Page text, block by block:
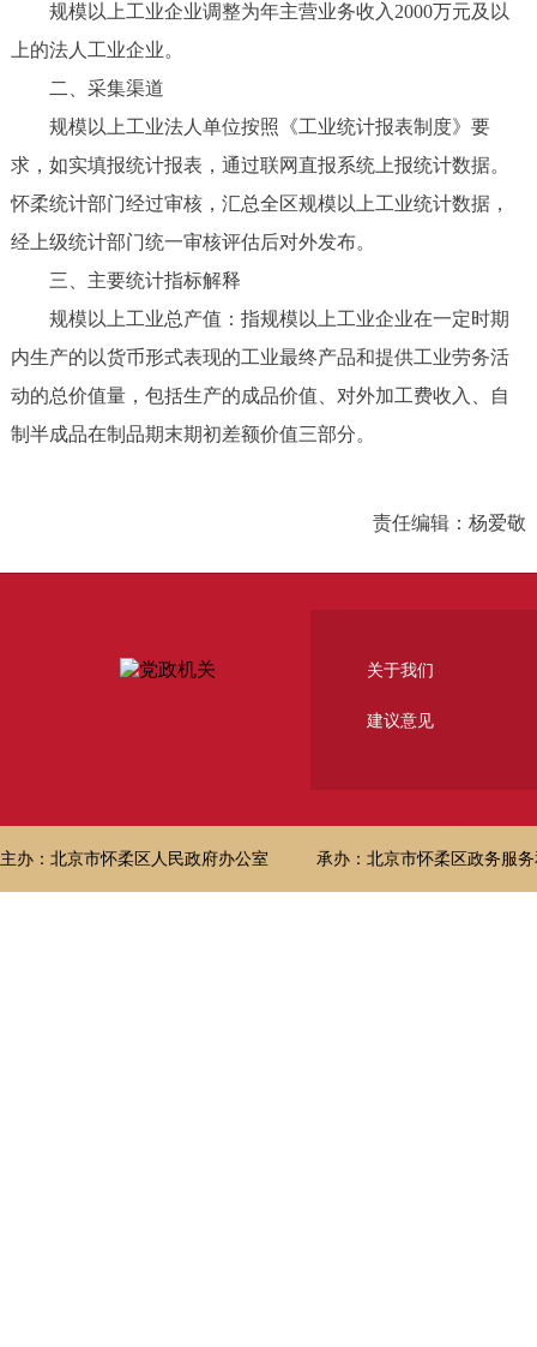
规模以上工业企业调整为年主营业务收入2000万元及以
上的法人工业企业。
二、采集渠道
规模以上工业法人单位按照《工业统计报表制度》要
求，如实填报统计报表，通过联网直报系统上报统计数据。
怀柔统计部门经过审核，汇总全区规模以上工业统计数据，
经上级统计部门统一审核评估后对外发布。
三、主要统计指标解释
规模以上工业总产值：指规模以上工业企业在一定时期
内生产的以货币形式表现的工业最终产品和提供工业劳务活
动的总价值量，包括生产的成品价值、对外加工费收入、自
制半成品在制品期末期初差额价值三部分。
责任编辑：杨爱敬
关于我们
建议意见
主办：北京市怀柔区人民政府办公室 承办：北京市怀柔区政务服